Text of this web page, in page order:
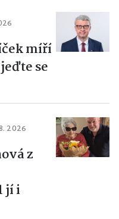
míří
se
2026
z
jí i